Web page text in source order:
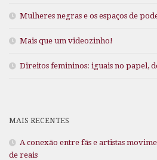
Mulheres negras e os espaços de
Mais que um videozinho!
Direitos femininos: iguais no papel,
MAIS RECENTES
A conexão entre fãs e artistas
de reais